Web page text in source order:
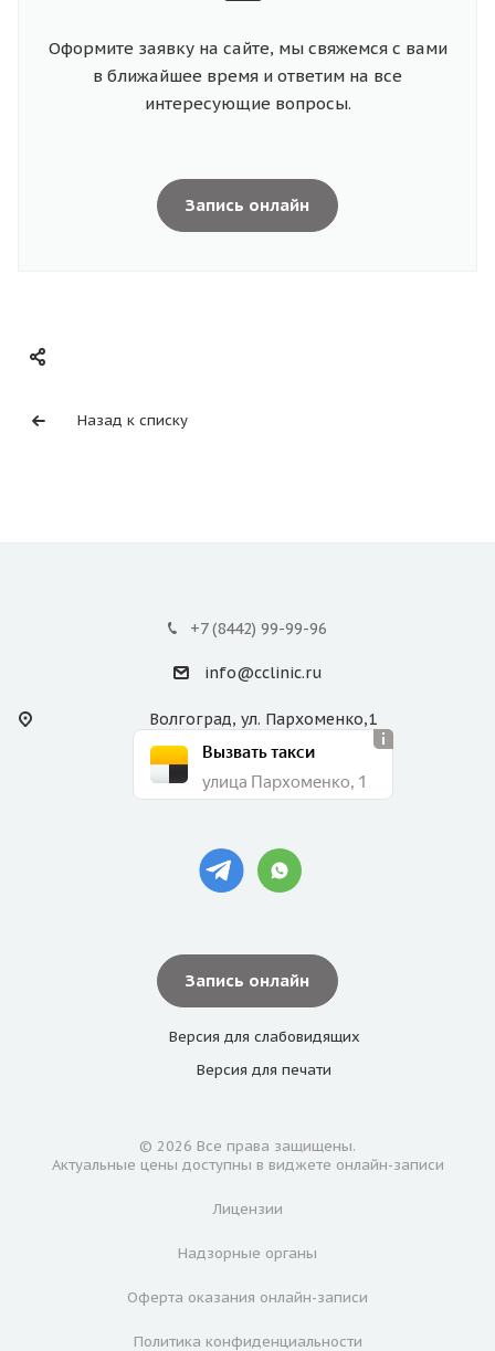
Оформите заявку на сайте, мы свяжемся с вами
в ближайшее время и ответим на все
интересующие вопросы.
Запись онлайн
Назад к списку
+7 (8442) 99-99-96
info@cclinic.ru
Волгоград, ул. Пархоменко,1
Вызвать такси
улица Пархоменко, 1
Запись онлайн
Версия для слабовидящих
Версия для печати
© 2026 Все права защищены.
Актуальные цены доступны в виджете онлайн-записи
Лицензии
Надзорные органы
Оферта оказания онлайн-записи
Политика конфиденциальности